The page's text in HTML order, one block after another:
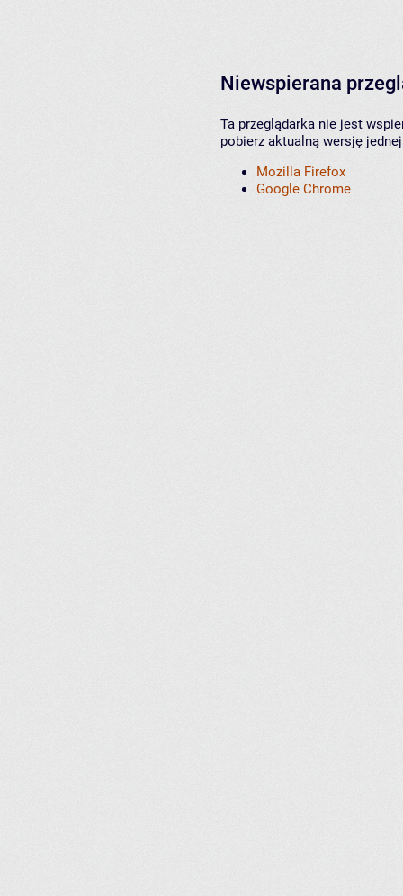
Niewspierana
Ta przeglądarka nie jest
pobierz aktualną wersję
Mozilla Firefox
Google Chrome